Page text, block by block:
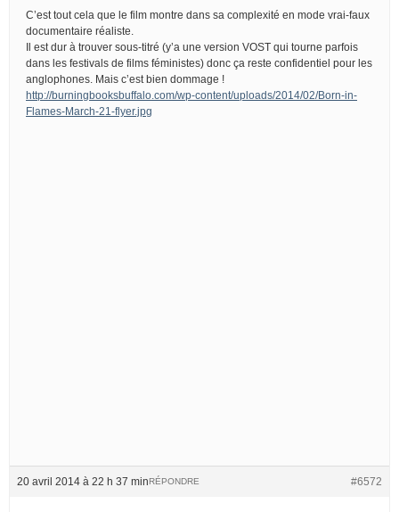
C’est tout cela que le film montre dans sa complexité en mode vrai-faux
documentaire réaliste.
Il est dur à trouver sous-titré (y’a une version VOST qui tourne parfois
dans les festivals de films féministes) donc ça reste confidentiel pour les
anglophones. Mais c’est bien dommage !
http://burningbooksbuffalo.com/wp-content/uploads/2014/02/Born-in-
Flames-March-21-flyer.jpg
20 avril 2014 à 22 h 37 min #6572
RÉPONDRE